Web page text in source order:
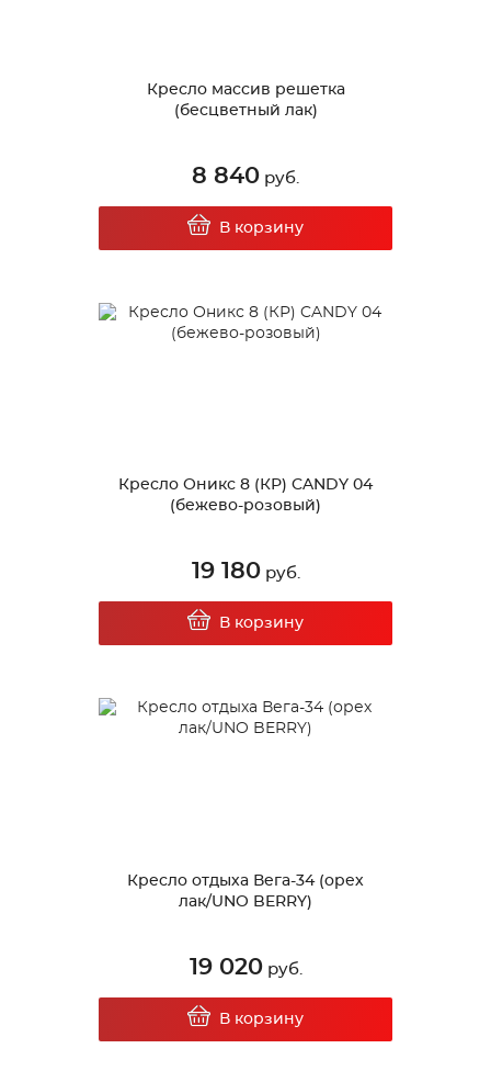
Кресло массив решетка
(бесцветный лак)
8 840 руб.
В корзину
Кресло Оникс 8 (КР) CANDY 04
(бежево-розовый)
19 180руб.
В корзину
Кресло отдыха Вега-34 (орех
лак/UNO BERRY)
19 020руб.
В корзину